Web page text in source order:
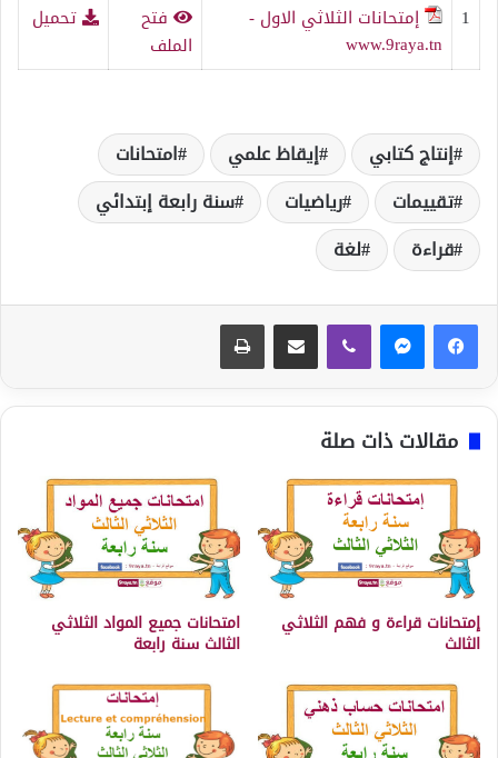
1
إمتحانات الثلاثي الاول -
www.9raya.tn
فتح
الملف
تحميل
إنتاج كتابي إيقاظ علمي
امتحانات
تقييمات
رياضيات
سنة رابعة إبتدائي
قراءة
لغة
مقالات ذات صلة
إمتحانات قراءة و فهم الثلاثي
الثالث
امتحانات جميع المواد الثلاثي
الثالث سنة رابعة